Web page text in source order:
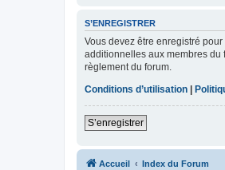
S’ENREGISTRER
Vous devez être enregistré
additionnelles aux membres du
règlement du forum.
Conditions d’utilisation
S’enregistrer
Accueil Index du Forum